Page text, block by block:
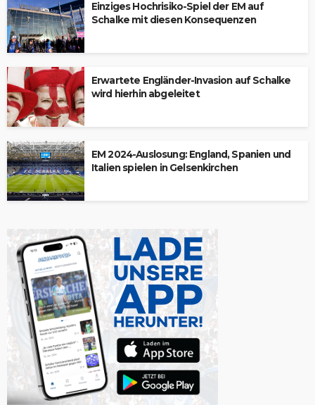
Einziges Hochrisiko-Spiel der EM auf
Schalke mit diesen Konsequenzen
Erwartete Engländer-Invasion auf Schalke
wird hierhin abgeleitet
EM 2024-Auslosung: England, Spanien und
Italien spielen in Gelsenkirchen